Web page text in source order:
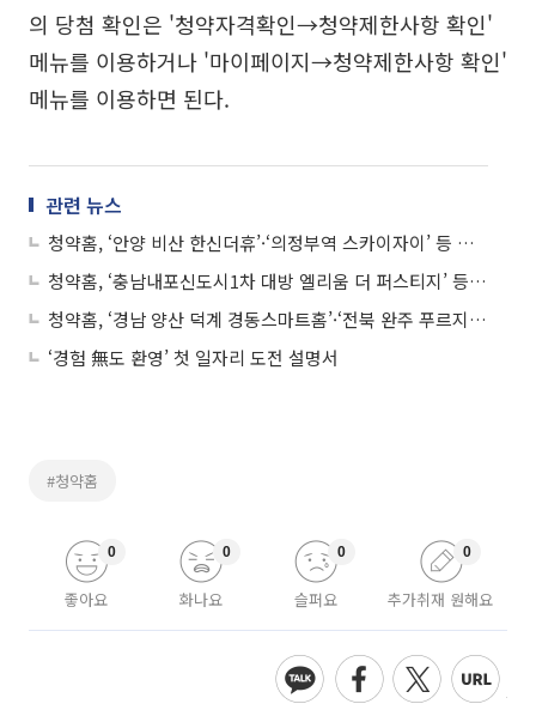
의 당첨 확인은 '청약자격확인→청약제한사항 확인'
메뉴를 이용하거나 '마이페이지→청약제한사항 확인'
메뉴를 이용하면 된다.
관련 뉴스
청약홈, ‘안양 비산 한신더휴’·‘의정부역 스카이자이’ 등 아파트 청약 당첨자 발표
청약홈, ‘충남내포신도시1차 대방 엘리움 더 퍼스티지’ 등 아파트 청약 당첨자 발표
청약홈, ‘경남 양산 덕계 경동스마트홈’·‘전북 완주 푸르지오 더 퍼스트’ 등 아파트 청약 당첨자 발표
‘경험 無도 환영’ 첫 일자리 도전 설명서
#청약홈
좋아요
0
화나요
0
슬퍼요
0
추가취재 원해요
0